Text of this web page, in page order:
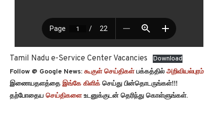
Tamil Nadu e-Service Center Vacancies
Download
Follow @ Google News: கூகுள் செய்திகள்பக்கத்தில் அறிவியல்புரம்
இணையதளத்தை இங்கே கிளிக் செய்து பின்தொடருங்கள்!!!
தற்போதைய செய்திகளைஉடனுக்குடன் தெரிந்து கொள்ளுங்கள்.